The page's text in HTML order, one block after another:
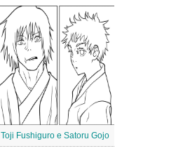
Toji Fushiguro e Satoru Gojo